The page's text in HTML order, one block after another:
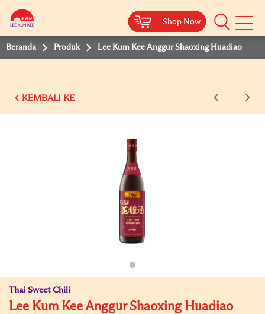
Shop Now
Shop Now
Shop Now
Shop Now
Shop Now
Beranda Produk Lee Kum Kee Anggur Shaoxing Huadiao
KEMBALI KE
Thai Sweet Chili
Lee Kum Kee Anggur Shaoxing Huadiao